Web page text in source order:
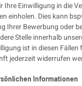
Ihre Einwilligung in die
einholen. Dies kann
Ihrer Bewerbung oder
Stelle innerhalb
ist in diesen
jederzeit widerrufen
Informationen